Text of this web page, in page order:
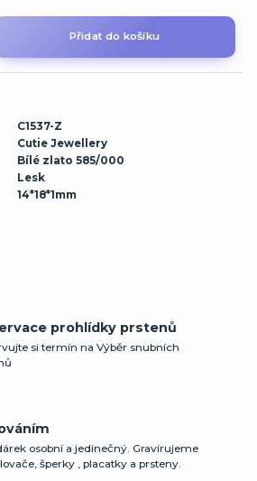
Přidat do košíku
C1537-Z
Cutie Jewellery
Bílé zlato 585/000
Lesk
14*18*1mm
prohlídky prstenů
si termín na Výběr snubních
osobní a jedinečný. Gravírujeme
šperky , placatky a prsteny.